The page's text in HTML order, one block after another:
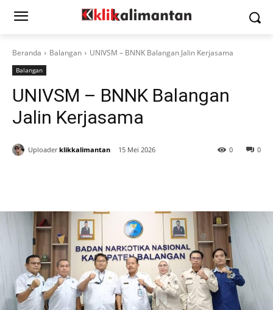
Beranda Balangan UNIVSM – BNNK Balangan Jalin Kerjasama
Balangan
UNIVSM – BNNK Balangan
Jalin Kerjasama
Uploader klikkalimantan 15 Mei 2026 0
0